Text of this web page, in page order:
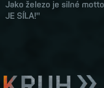
Jako železo je silné
JE SÍLA!"